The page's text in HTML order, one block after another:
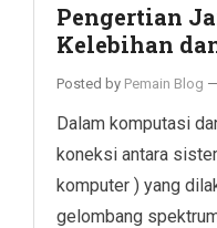
Pengertian
Kelebihan
Posted by Pemain Blog —
Dalam komputasi
koneksi antara
komputer ) yang
gelombang